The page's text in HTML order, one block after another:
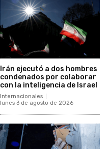
Irán ejecutó a dos hombres
condenados por colaborar
con la inteligencia de Israel
Internacionales
lunes 3 de agosto de 2026